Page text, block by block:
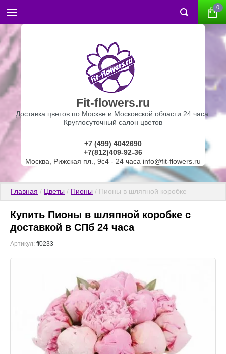
0
Fit-flowers.ru
Доставка цветов по Москве и Московской области 24 часа.
Круглосуточный салон цветов
+7 (499) 4042690
+7(812)409-92-36
Москва, Рижская пл., 9с4 - 24 часа info@fit-flowers.ru
Главная / Цветы / Пионы / Пионы в шляпной коробке
Купить Пионы в шляпной коробке с
доставкой в СПб 24 часа
Артикул: ff0233